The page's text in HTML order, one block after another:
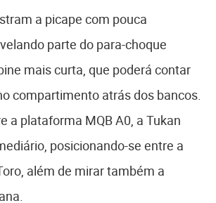
a picape com pouca
parte do para-choque
mais curta, que poderá contar
compartimento atrás dos bancos.
a plataforma MQB A0, a Tukan
posicionando-se entre a
além de mirar também a